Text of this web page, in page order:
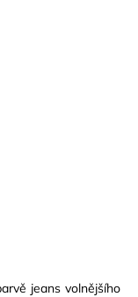
jeans volnějšího